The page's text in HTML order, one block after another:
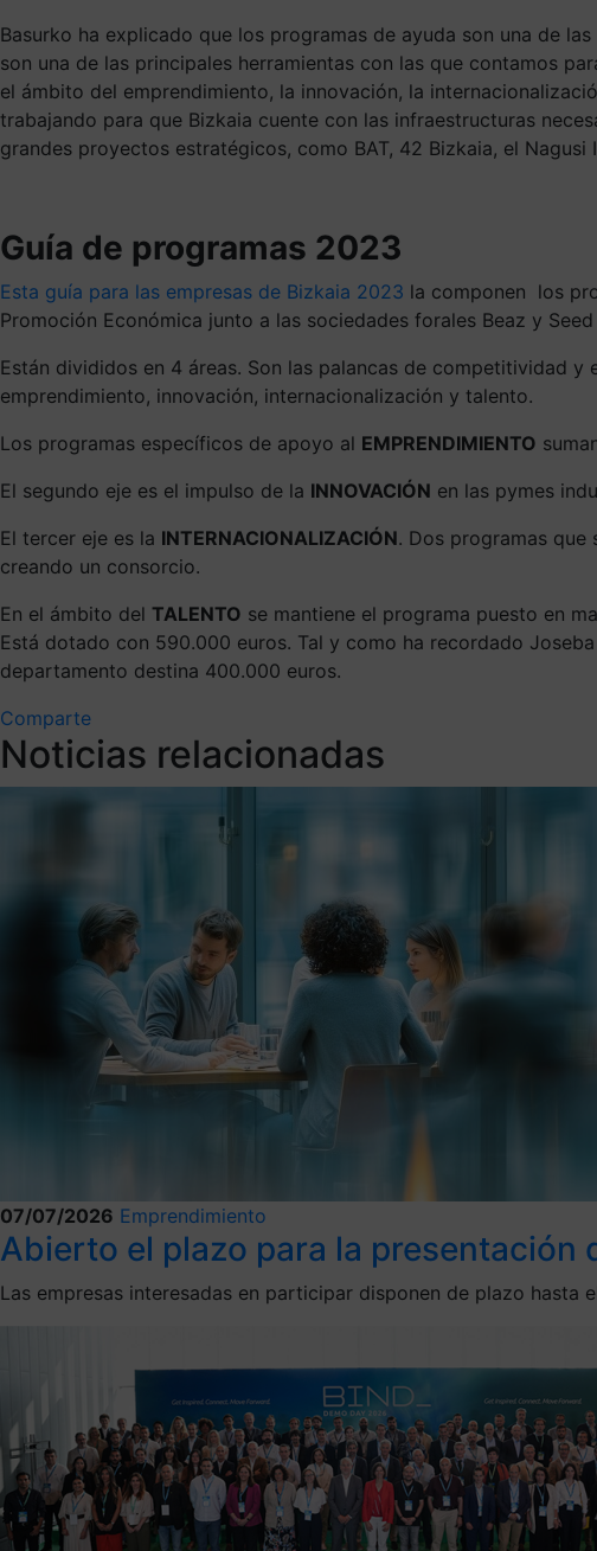
Basurko ha explicado que los programas de ayuda son una de
son una de las principales herramientas con las que contamos
el ámbito del emprendimiento, la innovación, la
trabajando para que Bizkaia cuente con las infraestructuras
grandes proyectos estratégicos, como BAT, 42 Bizkaia, el
Guía de programas 2023
Esta guía para las empresas de Bizkaia 2023 la componen los
Promoción Económica junto a las sociedades forales Beaz y
Están divididos en 4 áreas. Son las palancas de competitividad
emprendimiento, innovación, internacionalización y talento.
Los programas específicos de apoyo al EMPRENDIMIENTO
El segundo eje es el impulso de la INNOVACIÓN en las pymes
El tercer eje es la INTERNACIONALIZACIÓN. Dos programas que
creando un consorcio.
En el ámbito del TALENTO se mantiene el programa puesto en
Está dotado con 590.000 euros. Tal y como ha recordado
departamento destina 400.000 euros.
Comparte
Noticias relacionadas
07/07/2026 Emprendimiento
Abierto el plazo para la presentación
Las empresas interesadas en participar disponen de plazo hasta